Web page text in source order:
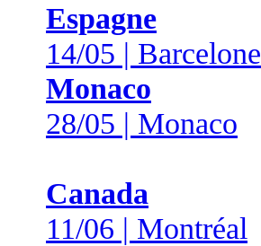
Espagne
14/05 | Barcelone
Monaco
28/05 | Monaco
Canada
11/06 | Montréal